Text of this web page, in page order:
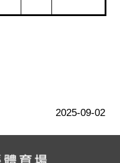
2025-09-02